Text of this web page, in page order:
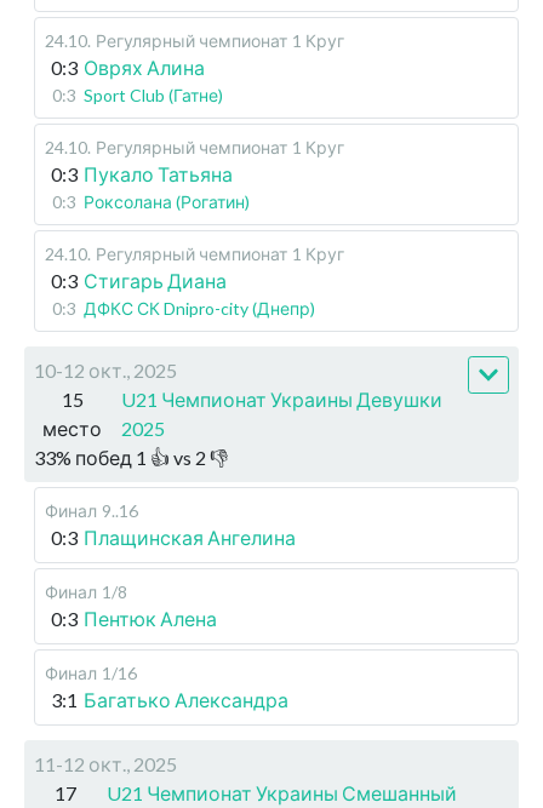
24.10. Регулярный чемпионат 1 Круг
0:3 Оврях Алина
0:3 Sport Club (Гатне)
24.10. Регулярный чемпионат 1 Круг
0:3 Пукало Татьяна
0:3 Роксолана (Рогатин)
24.10. Регулярный чемпионат 1 Круг
0:3 Стигарь Диана
0:3 ДФКС СК Dnipro-city (Днепр)
10-12 окт., 2025
15
место
U21 Чемпионат Украины Девушки
2025
33% побед 1 👍 vs 2 👎
Финал 9..16
0:3 Плащинская Ангелина
Финал 1/8
0:3 Пентюк Алена
Финал 1/16
3:1 Багатько Александра
11-12 окт., 2025
17
U21 Чемпионат Украины Смешанный